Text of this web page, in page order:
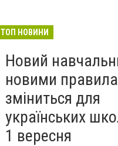
запчастин
Юна піаністка
здобула
міжнародному
"Golden Talent
18:00
ТОП НОВИНИ
Новий
новими
зміниться для
українських
1 вересня